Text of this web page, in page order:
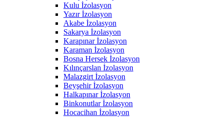
Kulu İzolasyon
Yazır İzolasyon
Akabe İzolasyon
Sakarya İzolasyon
Karapınar İzolasyon
Karaman İzolasyon
Bosna Hersek İzolasyon
Kılınçarslan İzolasyon
Malazgirt İzolasyon
Beyşehir İzolasyon
Halkapınar İzolasyon
Binkonutlar İzolasyon
Hocacihan İzolasyon